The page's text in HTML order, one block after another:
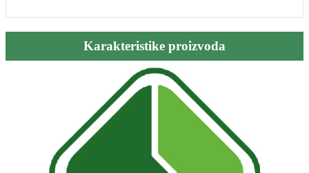
Karakteristike proizvoda